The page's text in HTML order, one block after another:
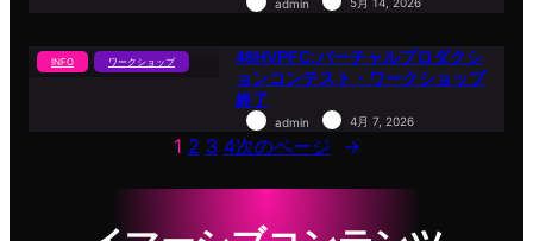
admin
INFO ワークショップ
48HVPFC:バーチャルプロダクシ
ョンコンテスト・ワークショップ
終了
admin 4月 7, 2026
1 2 3 4次のページ →